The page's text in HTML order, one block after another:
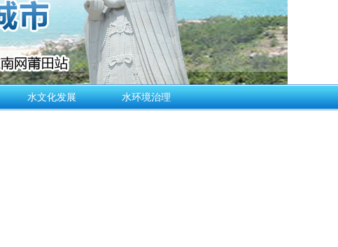
水文化发展 水环境治理